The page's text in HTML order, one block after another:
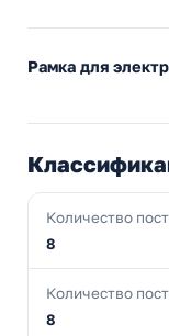
Рамка для
Количество
8
Количество
8